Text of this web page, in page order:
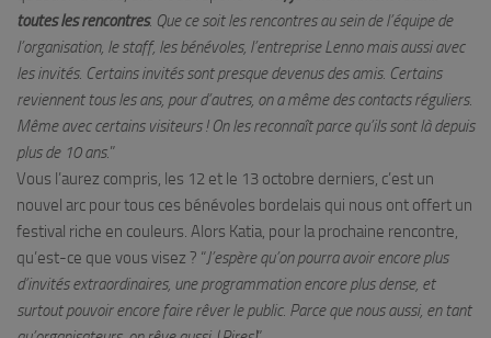
toutes les rencontres. Que ce soit les rencontres au sein de l’équipe de
l’organisation, le staff, les bénévoles, l’entreprise Lenno mais aussi avec
les invités. Certains invités sont presque devenus des amis. Certains
reviennent tous les ans, pour d’autres, on a même des contacts réguliers.
Même avec certains visiteurs ! On les reconnaît parce qu’ils sont là depuis
plus de 10 ans.”
Vous l’aurez compris, les 12 et le 13 octobre derniers, c’est un
nouvel arc pour tous ces bénévoles bordelais qui nous ont offert un
festival riche en couleurs. Alors Katia, pour la prochaine rencontre,
qu’est-ce que vous visez ? “J’espère qu’on pourra avoir encore plus
d’invités extraordinaires, une programmation encore plus dense, et
surtout pouvoir encore faire rêver le public. Parce que nous aussi, en tant